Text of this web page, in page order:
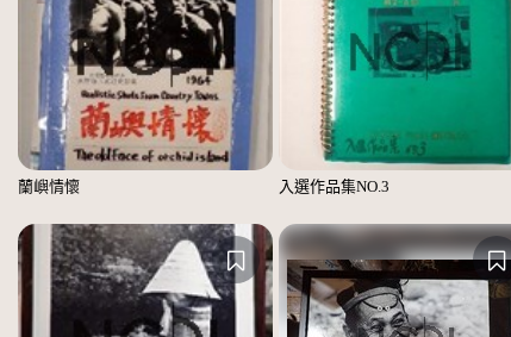
蘭嶼情懷 入選作品集NO.3